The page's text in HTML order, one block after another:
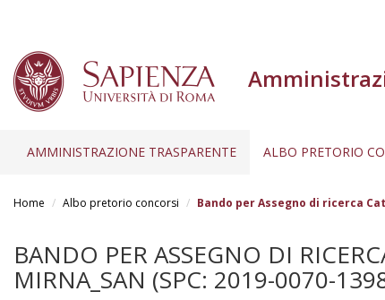
AMMINISTRAZIONE TRASPARENTE ALBO PRETORIO
Home Albo pretorio concorsi Bando per Assegno di ricerca Cat.
BANDO PER ASSEGNO DI
MIRNA_SAN (SPC: 2019-0070-